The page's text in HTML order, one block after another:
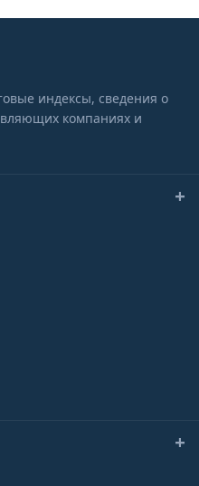
индексы, сведения о
компаниях и